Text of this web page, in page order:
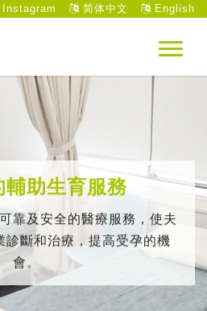
Instagram 简体中文 English
輔助生育服務
靠及安全的醫療服務，使夫
診斷和治療，提高受孕的機
會。